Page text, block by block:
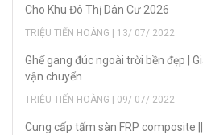
Cho Khu Đô Thị Dân Cư 2026
TRIỆU TIẾN HOÀNG | 13/ 07/ 2022
Ghế gang đúc ngoài trời bền đẹp |
vận chuyển
TRIỆU TIẾN HOÀNG | 09/ 07/ 2022
Cung cấp tấm sàn FRP composite